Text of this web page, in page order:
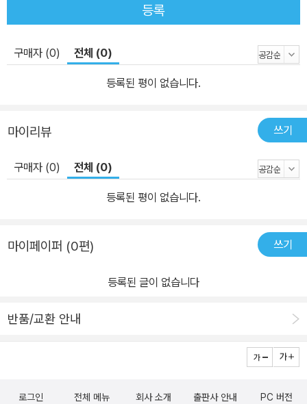
등록
구매자 (0) 전체 (0)
등록된 평이 없습니다.
마이리뷰 쓰기
구매자 (0) 전체 (0)
등록된 평이 없습니다.
마이페이퍼 (0편) 쓰기
등록된 글이 없습니다
반품/교환 안내
로그인 전체 메뉴 회사 소개 출판사 안내 PC 버전